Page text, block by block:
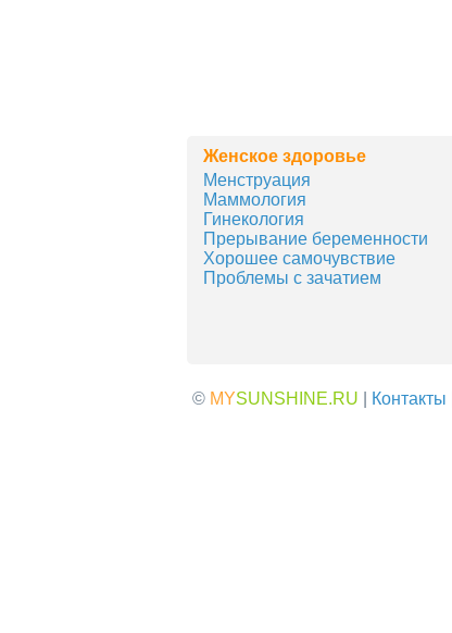
Женское здоровье
Менструация
Маммология
Гинекология
Прерывание беременности
Хорошее самочувствие
Проблемы с зачатием
© MYSUNSHINE.RU Контакты